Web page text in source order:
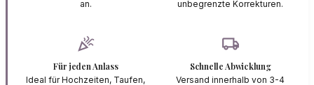
an.
unbegrenzte Korrekturen.
celebration
Für jeden Anlass
Ideal für Hochzeiten, Taufen,
local_shipping
Schnelle Abwicklung
Versand innerhalb von 3-4